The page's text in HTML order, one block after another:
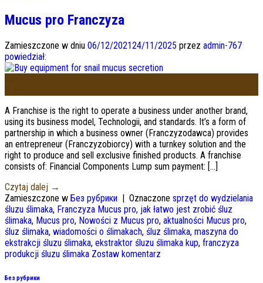
Mucus pro Franczyza
Zamieszczone w dniu 06/12/202124/11/2025 przez admin-767
powiedział:
A Franchise is the right to operate a business under another brand,
using its business model, Technologii, and standards. It’s a form of
partnership in which a business owner (Franczyzodawca) provides
an entrepreneur (Franczyzobiorcy) with a turnkey solution and the
right to produce and sell exclusive finished products. A franchise
consists of: Financial Components Lump sum payment: […]
Czytaj dalej →
Zamieszczone w Без рубрики | Oznaczone sprzęt do wydzielania
śluzu ślimaka, Franczyza Mucus pro, jak łatwo jest zrobić śluz
ślimaka, Mucus pro, Nowości z Mucus pro, aktualności Mucus pro,
śluz ślimaka, wiadomości o ślimakach, śluz ślimaka, maszyna do
ekstrakcji śluzu ślimaka, ekstraktor śluzu ślimaka kup, franczyza
produkcji śluzu ślimaka Zostaw komentarz
Без рубрики